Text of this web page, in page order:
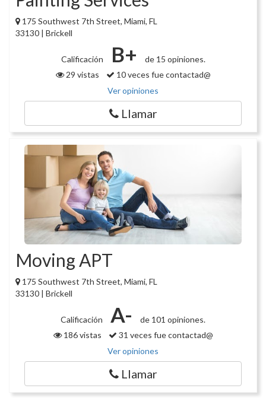
175 Southwest 7th Street, Miami, FL
33130 | Brickell
Calificación B+
de 15 opiniones.
29 vistas
10 veces fue contactad@
Ver opiniones
Llamar
Moving APT
175 Southwest 7th Street, Miami, FL
33130 | Brickell
Calificación A-
de 101 opiniones.
186 vistas
31 veces fue contactad@
Ver opiniones
Llamar